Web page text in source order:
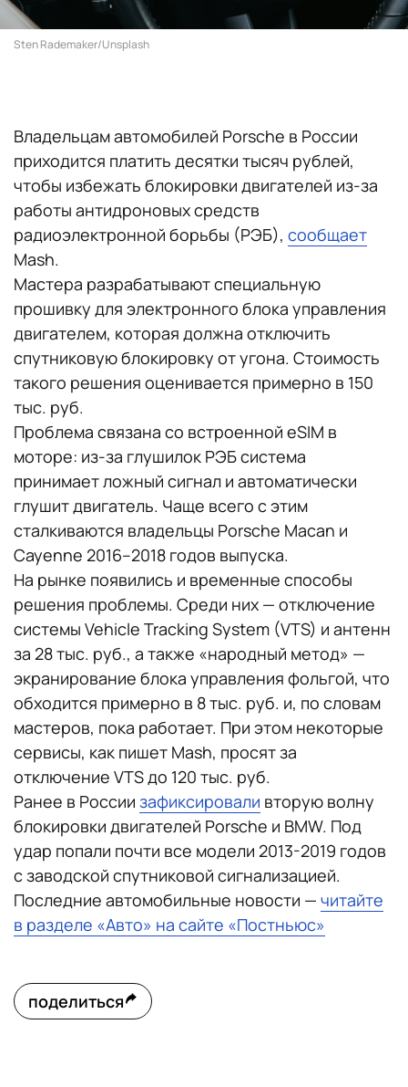
Sten Rademaker/Unsplash
Владельцам автомобилей Porsche в России
приходится платить десятки тысяч рублей,
чтобы избежать блокировки двигателей из-за
работы антидроновых средств
радиоэлектронной борьбы (РЭБ), сообщает
Mash.
Мастера разрабатывают специальную
прошивку для электронного блока управления
двигателем, которая должна отключить
спутниковую блокировку от угона. Стоимость
такого решения оценивается примерно в 150
тыс. руб.
Проблема связана со встроенной eSIM в
моторе: из-за глушилок РЭБ система
принимает ложный сигнал и автоматически
глушит двигатель. Чаще всего с этим
сталкиваются владельцы Porsche Macan и
Cayenne 2016–2018 годов выпуска.
На рынке появились и временные способы
решения проблемы. Среди них — отключение
системы Vehicle Tracking System (VTS) и антенн
за 28 тыс. руб., а также «народный метод» —
экранирование блока управления фольгой, что
обходится примерно в 8 тыс. руб. и, по словам
мастеров, пока работает. При этом некоторые
сервисы, как пишет Mash, просят за
отключение VTS до 120 тыс. руб.
Ранее в России зафиксировали вторую волну
блокировки двигателей Porsche и BMW. Под
удар попали почти все модели 2013-2019 годов
с заводской спутниковой сигнализацией.
Последние автомобильные новости — читайте
в разделе «Авто» на сайте «Постньюс»
поделиться